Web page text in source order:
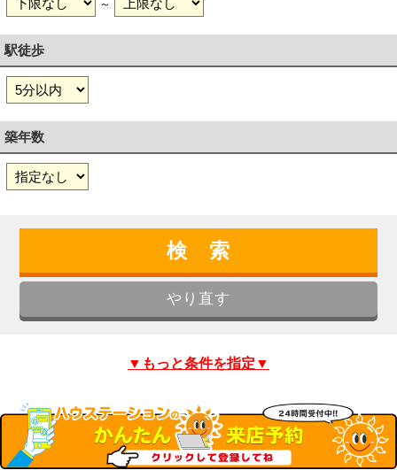
～
駅徒歩
築年数
▼もっと条件を指定▼